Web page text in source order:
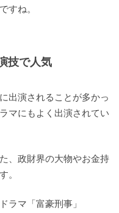
すね。
技で人気
出演されることが多かっ
マにもよく出演されてい
、政財界の大物やお金持
。
ラマ「富豪刑事」